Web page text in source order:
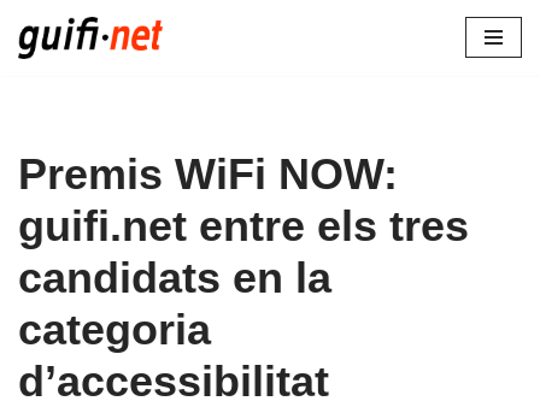
Vés
Premis WiFi NOW:
guifi.net entre els tres
candidats en la
categoria
d’accessibilitat